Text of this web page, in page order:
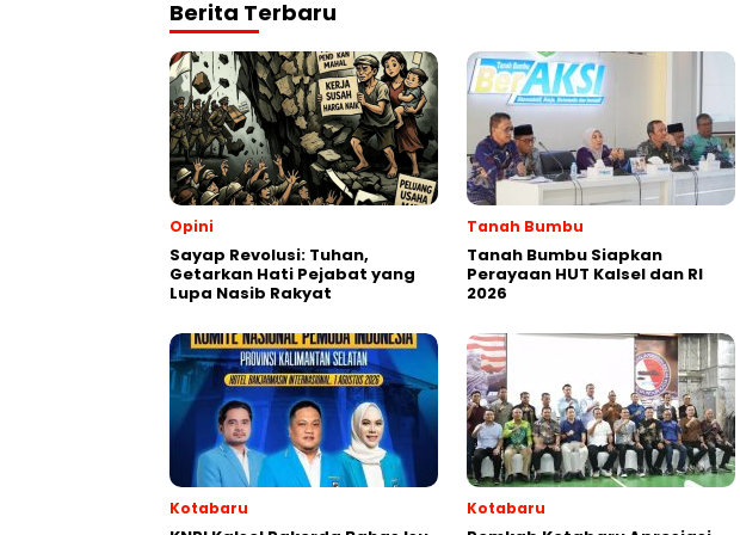
Berita Terbaru
Opini
Sayap Revolusi: Tuhan,
Getarkan Hati Pejabat yang
Lupa Nasib Rakyat
Tanah Bumbu
Tanah Bumbu Siapkan
Perayaan HUT Kalsel dan RI
2026
Kotabaru Kotabaru